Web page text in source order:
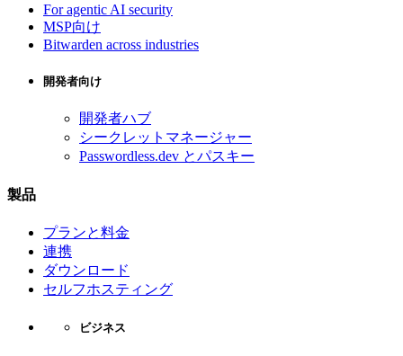
For agentic AI security
MSP向け
Bitwarden across industries
開発者向け
開発者ハブ
シークレットマネージャー
Passwordless.dev とパスキー
製品
プランと料金
連携
ダウンロード
セルフホスティング
ビジネス